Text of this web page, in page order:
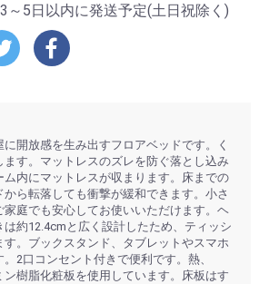
～5日以内に発送予定(土日祝除く)
開放感を生み出すフロアベッドです。く
ます。マットレスのズレを防ぐ落とし込み
ム内にマットレスが収まります。床までの
ら転落しても衝撃が緩和できます。小さ
家庭でも安心してお使いいただけます。ヘ
は約12.4cmと広く設計したため、ティッシ
す。ブックスタンド、タブレットやスマホ
2口コンセント付きで便利です。熱、
樹脂化粧板を使用しています。床板はす